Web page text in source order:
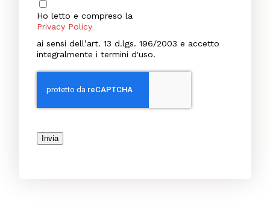
Ho letto e compreso la
Privacy Policy
ai sensi dell’art. 13 d.lgs. 196/2003 e accetto
integralmente i termini d'uso.
Invia